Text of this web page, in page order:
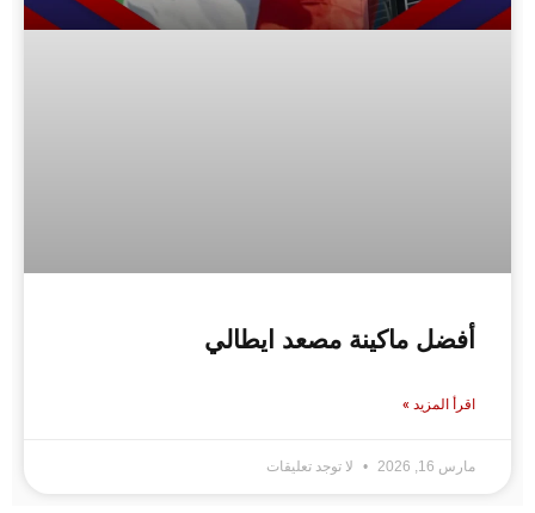
أفضل ماكينة مصعد ايطالي
اقرأ المزيد »
مارس 16, 2026 لا توجد تعليقات